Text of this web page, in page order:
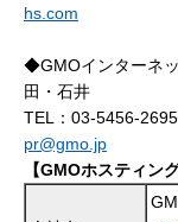
hs.com
◆GMOインターネ
田・石井
TEL：03-5456-
pr@gmo.jp
【GMOホスティン